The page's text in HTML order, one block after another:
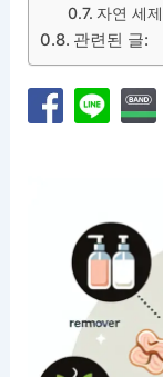
자연 세
관련된 글: